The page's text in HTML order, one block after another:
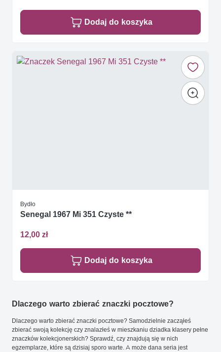
Dodaj do koszyka
Bydło
Senegal 1967 Mi 351 Czyste **
12,00 zł
Dodaj do koszyka
Dlaczego warto zbierać znaczki pocztowe?
Dlaczego warto zbierać znaczki pocztowe? Samodzielnie zacząłeś
zbierać swoją kolekcję czy znalazłeś w mieszkaniu dziadka klasery pełne
znaczków kolekcjonerskich? Sprawdź, czy znajdują się w nich
egzemplarze, które są dzisiaj sporo warte. A może dana seria jest